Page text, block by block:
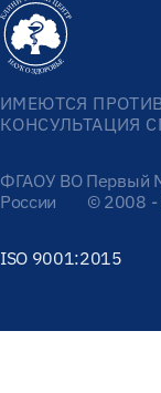
ИМЕЮТСЯ
КОНСУЛЬТАЦИЯ
ФГАОУ ВО Первый
России
© 2008 -
ISO 9001:2015